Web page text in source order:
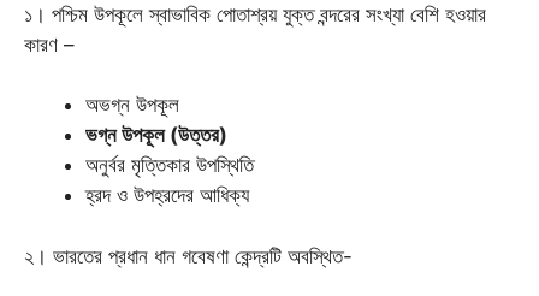
১। পশ্চিম উপকূলে স্বাভাবিক পোতাশ্রয় যুক্ত বন্দরের সংখ্যা বেশি হওয়ার
কারণ –
অভগ্ন উপকূল
ভগ্ন উপকূল (উত্তর)
অনুর্বর মৃত্তিকার উপস্থিতি
হ্রদ ও উপহ্রদের আধিক্য
২। ভারতের প্রধান ধান গবেষণা কেন্দ্রটি অবস্থিত-